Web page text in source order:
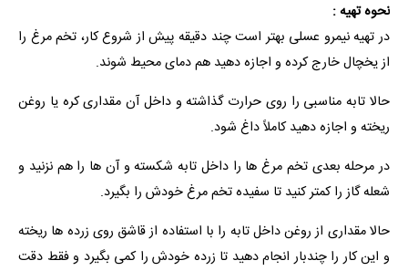
نحوه تهیه :
در تهیه نیمرو عسلی بهتر است چند دقیقه پیش از شروع کار، تخم مرغ را
از یخچال خارج کرده و اجازه دهید هم دمای محیط شوند.
حالا تابه مناسبی را روی حرارت گذاشته و داخل آن مقداری کره یا روغن
ریخته و اجازه دهید کاملاً داغ شود.
در مرحله بعدی تخم مرغ ها را داخل تابه شکسته و آن ها را هم نزنید و
شعله گاز را کمتر کنید تا سفیده تخم مرغ خودش را بگیرد.
حالا مقداری از روغن داخل تابه را با استفاده از قاشق روی زرده ها ریخته
و این کار را چندبار انجام دهید تا زرده خودش را کمی بگیرد و فقط دقت